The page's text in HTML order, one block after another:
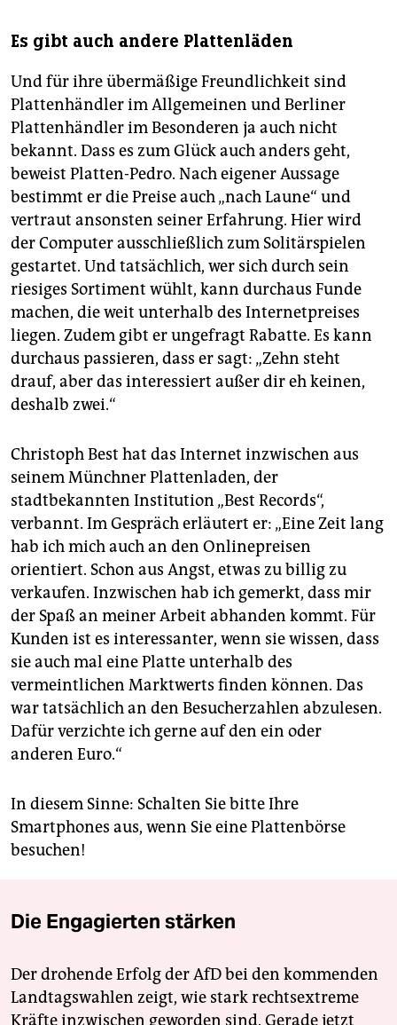
Es gibt auch andere Plattenläden
Und für ihre übermäßige Freundlichkeit sind
Plattenhändler im Allgemeinen und Berliner
Plattenhändler im Besonderen ja auch nicht
bekannt. Dass es zum Glück auch anders geht,
beweist Platten-Pedro. Nach eigener Aussage
bestimmt er die Preise auch „nach Laune“ und
vertraut ansonsten seiner Erfahrung. Hier wird
der Computer ausschließlich zum Solitärspielen
gestartet. Und tatsächlich, wer sich durch sein
riesiges Sortiment wühlt, kann durchaus Funde
machen, die weit unterhalb des Internetpreises
liegen. Zudem gibt er ungefragt Rabatte. Es kann
durchaus passieren, dass er sagt: „Zehn steht
drauf, aber das interessiert außer dir eh keinen,
deshalb zwei.“
Christoph Best hat das Internet inzwischen aus
seinem Münchner Plattenladen, der
stadtbekannten Institution „Best Records“,
verbannt. Im Gespräch erläutert er: „Eine Zeit lang
hab ich mich auch an den Onlinepreisen
orientiert. Schon aus Angst, etwas zu billig zu
verkaufen. Inzwischen hab ich gemerkt, dass mir
der Spaß an meiner Arbeit abhanden kommt. Für
Kunden ist es interessanter, wenn sie wissen, dass
sie auch mal eine Platte unterhalb des
vermeintlichen Marktwerts finden können. Das
war tatsächlich an den Besucherzahlen abzulesen.
Dafür verzichte ich gerne auf den ein oder
anderen Euro.“
In diesem Sinne: Schalten Sie bitte Ihre
Smartphones aus, wenn Sie eine Plattenbörse
besuchen!
Die Engagierten stärken
Der drohende Erfolg der AfD bei den kommenden
Landtagswahlen zeigt, wie stark rechtsextreme
Kräfte inzwischen geworden sind. Gerade jetzt